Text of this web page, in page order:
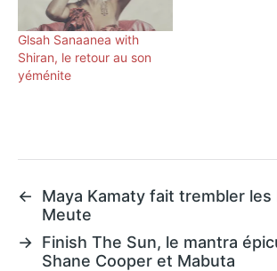
Glsah Sanaanea with
Shiran, le retour au son
yéménite
←
Maya Kamaty fait trembler les
Meute
→ Finish The Sun, le mantra
Shane Cooper et Mabuta